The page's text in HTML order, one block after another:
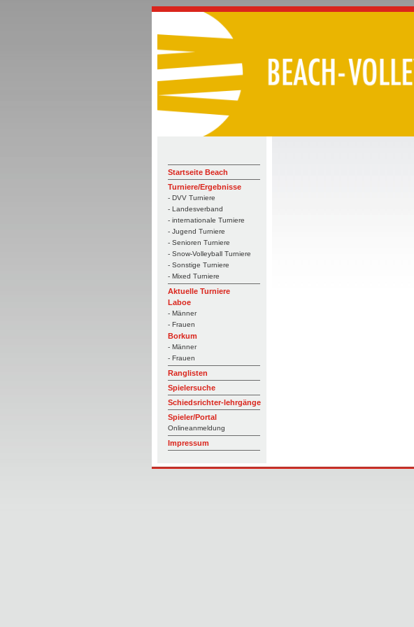
Startseite Beach
Turniere/Ergebnisse
- DVV Turniere
- Landesverband
- internationale Turniere
- Jugend Turniere
- Senioren Turniere
- Snow-Volleyball Turniere
- Sonstige Turniere
- Mixed Turniere
Aktuelle Turniere
Laboe
- Männer
- Frauen
Borkum
- Männer
- Frauen
Ranglisten
Spielersuche
Schiedsrichter-lehrgänge
Spieler/Portal
Onlineanmeldung
Impressum